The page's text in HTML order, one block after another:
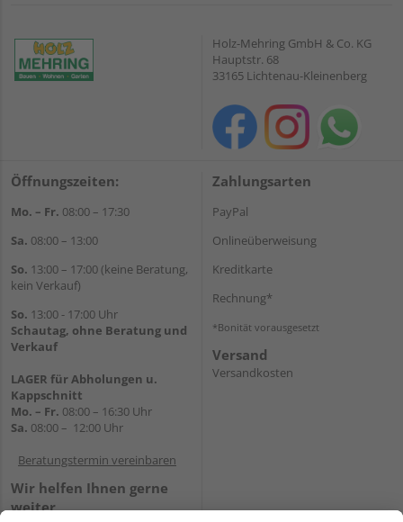
Holz-Mehring GmbH & Co. KG
Hauptstr. 68
33165 Lichtenau-Kleinenberg
Öffnungszeiten:
Mo. – Fr. 08:00 – 17:30
Sa. 08:00 – 13:00
So. 13:00 – 17:00 (keine Beratung,
kein Verkauf)
So. 13:00 - 17:00 Uhr
Schautag, ohne Beratung und
Verkauf
LAGER für Abholungen u.
Kappschnitt
Mo. – Fr. 08:00 – 16:30 Uhr
Sa. 08:00 – 12:00 Uhr
Beratungstermin vereinbaren
Wir helfen Ihnen gerne
weiter
Zahlungsarten
PayPal
Onlineüberweisung
Kreditkarte
Rechnung*
*Bonität vorausgesetzt
Versand
Versandkosten